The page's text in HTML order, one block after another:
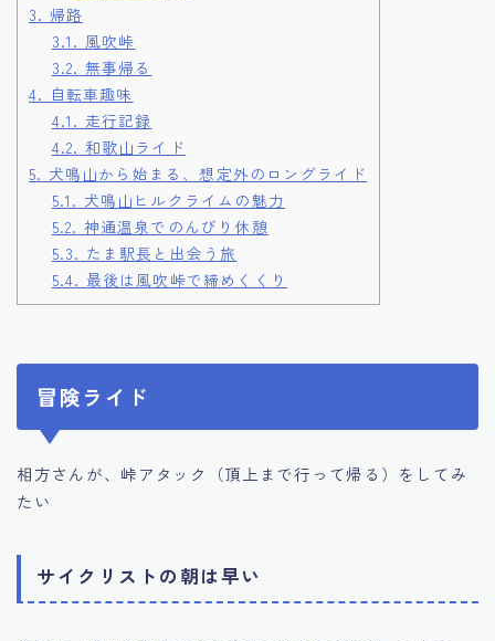
3. 帰路
3.1. 風吹峠
3.2. 無事帰る
4. 自転車趣味
4.1. 走行記録
4.2. 和歌山ライド
5. 犬鳴山から始まる、想定外のロングライド
5.1. 犬鳴山ヒルクライムの魅力
5.2. 神通温泉でのんびり休憩
5.3. たま駅長と出会う旅
5.4. 最後は風吹峠で締めくくり
冒険ライド
相方さんが、峠アタック（頂上まで行って帰る）をしてみ
たい
サイクリストの朝は早い